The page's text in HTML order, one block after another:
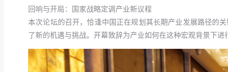
回响与开局：国家战略定调产业新议程
本次论坛的召开，恰逢中国正在规划其长期产业发展路径的
了新的机遇与挑战。开幕致辞为产业如何在这种宏观背景下进